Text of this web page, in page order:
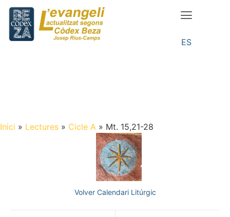
ES
Inici » Lectures » Cicle A » Mt. 15,21-28
Volver Calendari Litúrgic